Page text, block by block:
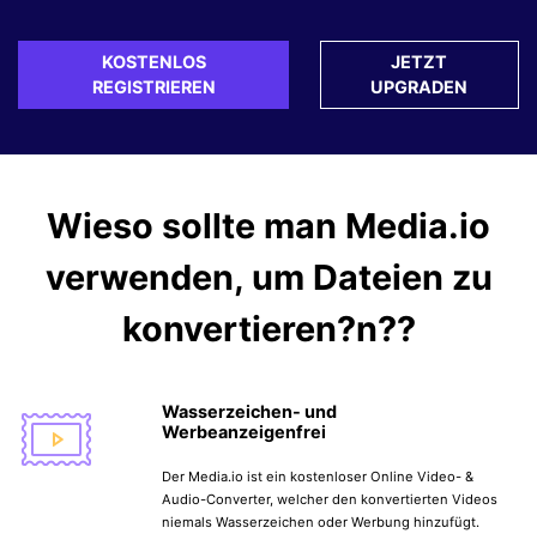
KOSTENLOS
REGISTRIEREN
JETZT
UPGRADEN
Wieso sollte man Media.io
verwenden, um Dateien zu
konvertieren?n??
Wasserzeichen- und
Werbeanzeigenfrei
Der Media.io ist ein kostenloser Online Video- &
Audio-Converter, welcher den konvertierten Videos
niemals Wasserzeichen oder Werbung hinzufügt.